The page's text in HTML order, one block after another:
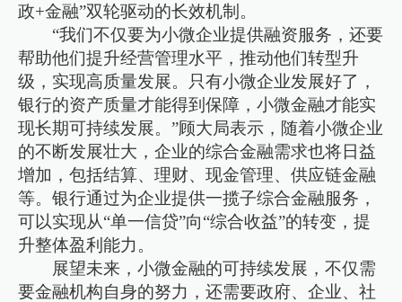
政+金融”双轮驱动的长效机制。
“我们不仅要为小微企业提供融资服务，还要
帮助他们提升经营管理水平，推动他们转型升
级，实现高质量发展。只有小微企业发展好了，
银行的资产质量才能得到保障，小微金融才能实
现长期可持续发展。”顾大局表示，随着小微企业
的不断发展壮大，企业的综合金融需求也将日益
增加，包括结算、理财、现金管理、供应链金融
等。银行通过为企业提供一揽子综合金融服务，
可以实现从“单一信贷”向“综合收益”的转变，提
升整体盈利能力。
展望未来，小微金融的可持续发展，不仅需
要金融机构自身的努力，还需要政府、企业、社